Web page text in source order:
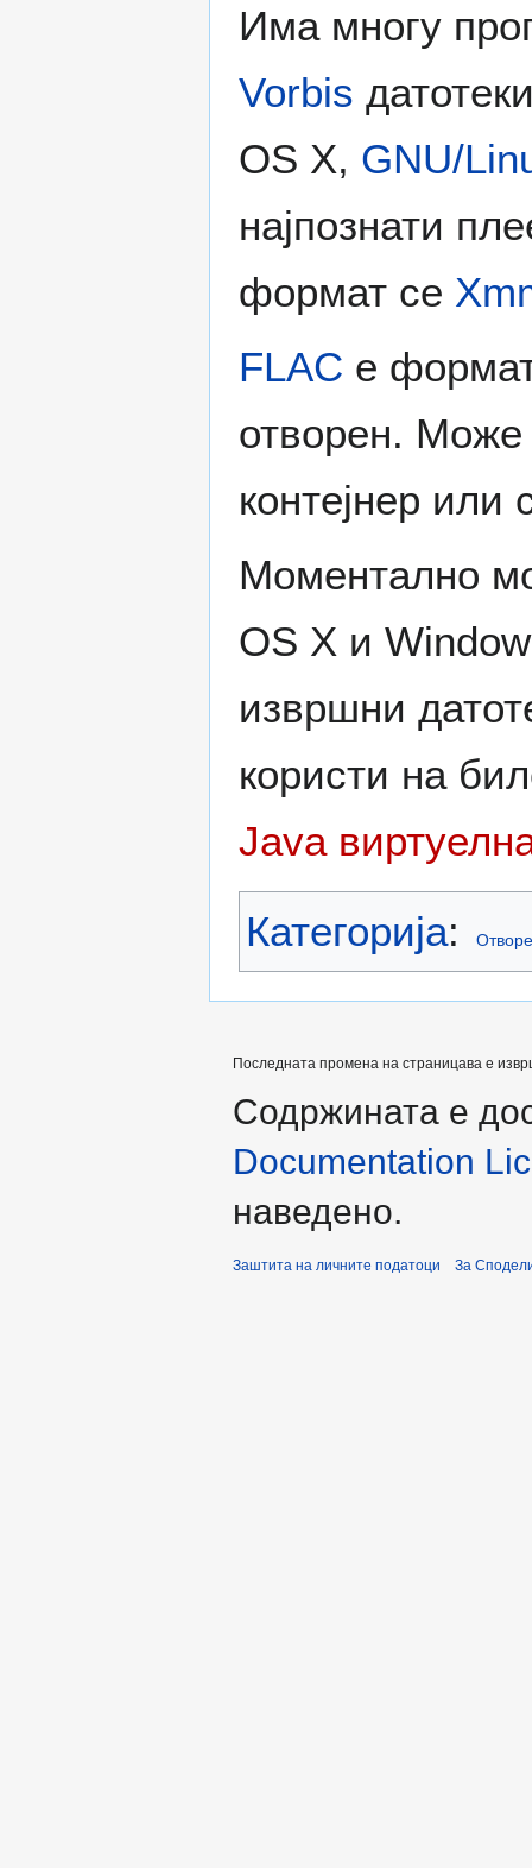
Има многу
Vorbis
OS X, GNU/
најпознати
формат се
FLAC е
отворен. Може
контејнер или
Моментално
OS X и
извршни
користи на
Java
Категорија:
Последната промена на страницава е
Содржината е
Documentation
наведено.
Заштита на личните податоци За